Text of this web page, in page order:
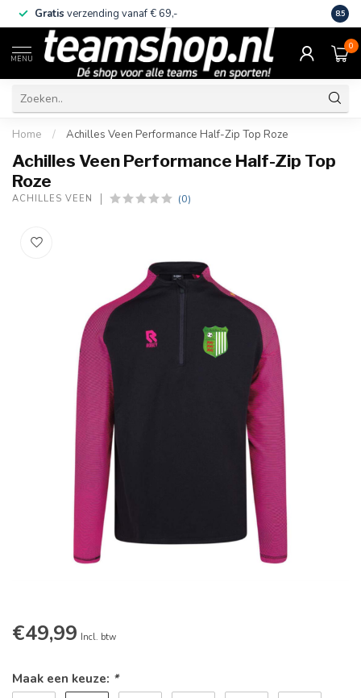
Gratis verzending vanaf € 69,- Eigen
8.5
MENU
0
Home / Achilles Veen Performance Half-Zip Top Roze
Achilles Veen Performance Half-Zip Top
Roze
ACHILLES VEEN (0)
€49,99 Incl. btw
Maak een keuze: *